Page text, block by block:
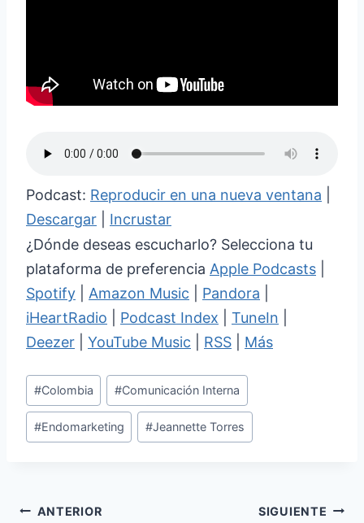
Podcast: Reproducir en una nueva ventana
Descargar
Incrustar
¿Dónde deseas escucharlo? Selecciona tu
plataforma de preferencia Apple Podcasts
Spotify
Amazon Music Pandora
iHeartRadio
Podcast Index TuneIn
Deezer
YouTube Music RSS Más
Etiquetas
de
la
#Colombia #Comunicación Interna
#Endomarketing #Jeannette Torres
Navegación
ANTERIOR SIGUIENTE